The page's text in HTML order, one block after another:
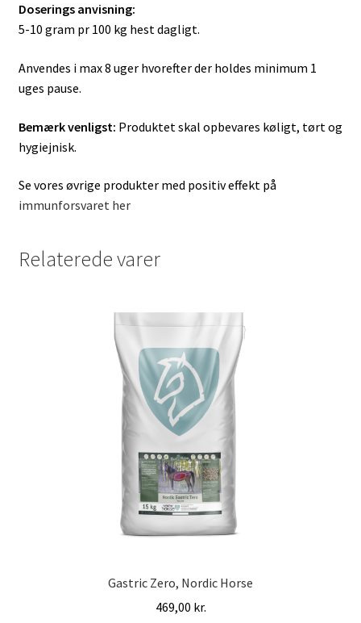
Doserings anvisning:
5-10 gram pr 100 kg hest dagligt.
Anvendes i max 8 uger hvorefter der holdes minimum 1
uges pause.
Bemærk venligst: Produktet skal opbevares køligt, tørt og
hygiejnisk.
Se vores øvrige produkter med positiv effekt på
immunforsvaret her
Relaterede varer
Gastric Zero, Nordic Horse
469,00 kr.